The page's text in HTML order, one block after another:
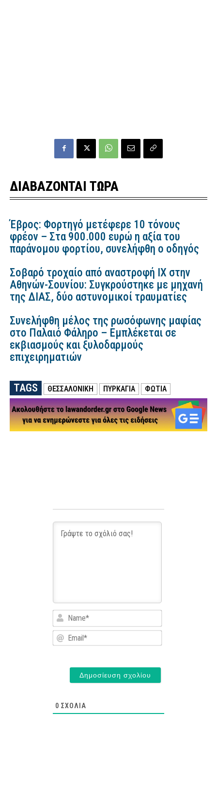
ΔΙΑΒΑΖΟΝΤΑΙ ΤΩΡΑ
Έβρος: Φορτηγό μετέφερε 10 τόνους
φρέον – Στα 900.000 ευρώ η αξία του
παράνομου φορτίου, συνελήφθη ο οδηγός
Σοβαρό τροχαίο από αναστροφή ΙΧ στην
Αθηνών-Σουνίου: Συγκρούστηκε με μηχανή
της ΔΙΑΣ, δύο αστυνομικοί τραυματίες
Συνελήφθη μέλος της ρωσόφωνης μαφίας
στο Παλαιό Φάληρο – Εμπλέκεται σε
εκβιασμούς και ξυλοδαρμούς
επιχειρηματιών
TAGS ΘΕΣΣΑΛΟΝΙΚΗ ΠΥΡΚΑΓΙΑ ΦΩΤΙΑ
Name*
Email*
0 ΣΧΌΛΙΑ